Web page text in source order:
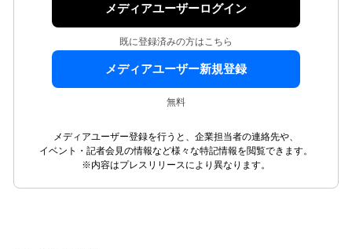
メディアユーザーログイン
既に登録済みの方はこちら
メディアユーザー新規登録
無料
メディアユーザー登録を行うと、企業担当者の連絡先や、
イベント・記者会見の情報など様々な特記情報を閲覧できます。
※内容はプレスリリースにより異なります。